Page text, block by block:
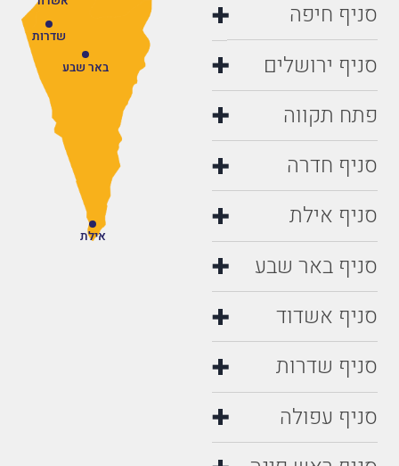
סניף חיפה
סניף ירושלים
פתח תקווה
סניף חדרה
סניף אילת
סניף באר שבע
סניף אשדוד
סניף שדרות
סניף עפולה
אשדוד
שדרות